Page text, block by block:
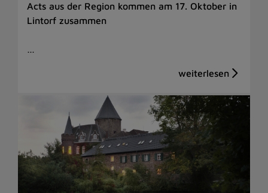
Acts aus der Region kommen am 17. Oktober in
Lintorf zusammen
…